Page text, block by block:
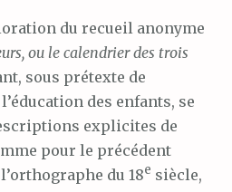
du recueil anonyme
ou le calendrier des trois
sous prétexte de
des enfants, se
explicites de
pour le précédent
du 18e siècle,